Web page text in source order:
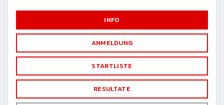
INFO
ANMELDUNG
STARTLISTE
RESULTATE